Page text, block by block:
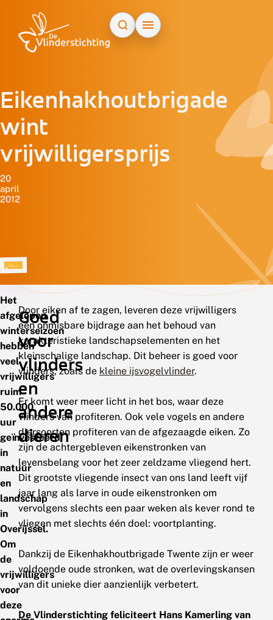
Eikenhakhoutbrigade
wint
vrijwilligersprijs
20
april
2012
Het
afgelopen
winterseizoen
hebben
veel
vrijwilligers
ruim
50.000
uur
geïnvesteerd
in
natuur
en
landschap
in
Overijssel.
Om
de
vrijwilligers
voor
deze
Goed
voor
vlinders
en
andere
dieren
Door eiken af te zagen, leveren deze vrijwilligers
een onmisbare bijdrage aan het behoud van
karakteristieke landschapselementen en het
kleinschalige landschap. Dit beheer is goed voor
vlinders, zoals de kleine ijsvogelvlinder.
Er komt weer meer licht in het bos, waar deze
vlinders van profiteren. Ook vele vogels en andere
diersoorten profiteren van de afgezaagde eiken. Zo
zijn de achtergebleven eikenstronken van
levensbelang voor het zeer zeldzame vliegend hert.
Dit grootste vliegende insect van ons land leeft vijf
jaar lang als larve in oude eikenstronken om
vervolgens slechts een paar weken als kever rond te
vliegen met slechts één doel: voortplanting.
Dankzij de Eikenhakhoutbrigade Twente zijn er weer
voldoende oude stronken, wat de overlevingskansen
van dit unieke dier aanzienlijk verbetert.
De Vlinderstichting feliciteert Hans Kamerling van